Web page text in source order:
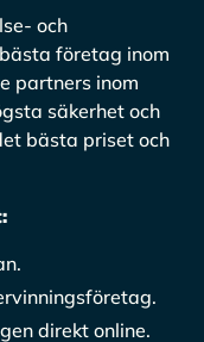
och
företag inom
partners inom
säkerhet och
bästa priset och
direkt online.